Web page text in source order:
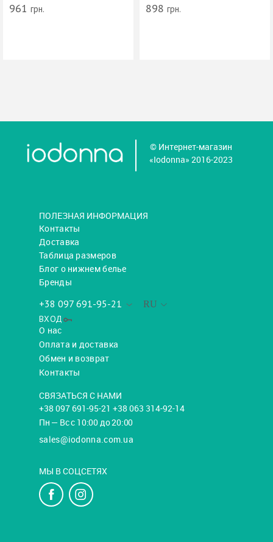
961 грн. 898 грн.
© Интернет-магазин
«Iodonna» 2016-2023
ПОЛЕЗНАЯ ИНФОРМАЦИЯ
Контакты
Доставка
Таблица размеров
Блог о нижнем белье
Бренды
RU
+38 097 691-95-21
ВХОД
О нас
Оплата и доставка
Обмен и возврат
Контакты
СВЯЗАТЬСЯ С НАМИ
+38 097 691-95-21 +38 063 314-92-14
Пн — Вс с 10:00 до 20:00
sales@iodonna.com.ua
МЫ В СОЦСЕТЯХ